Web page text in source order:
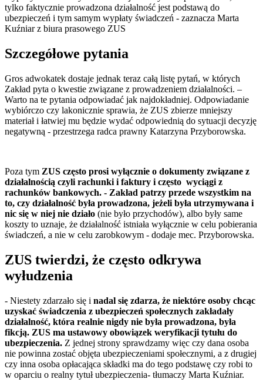
tylko faktycznie prowadzona działalność jest podstawą do
ubezpieczeń i tym samym wypłaty świadczeń - zaznacza Marta
Kuźniar z biura prasowego ZUS
Szczegółowe pytania
Gros adwokatek dostaje jednak teraz całą listę pytań, w których
Zakład pyta o kwestie związane z prowadzeniem działalności. –
Warto na te pytania odpowiadać jak najdokładniej. Odpowiadanie
wybiórczo czy lakonicznie sprawia, że ZUS zbierze mniejszy
materiał i łatwiej mu będzie wydać odpowiednią do sytuacji decyzję
negatywną - przestrzega radca prawny Katarzyna Przyborowska.
Poza tym ZUS często prosi wyłącznie o dokumenty związane z
działalnością czyli rachunki i faktury i często wyciągi z
rachunków bankowych. - Zakład patrzy przede wszystkim na
to, czy działalność była prowadzona, jeżeli była utrzymywana i
nic się w niej nie działo (nie było przychodów), albo były same
koszty to uznaje, że działalność istniała wyłącznie w celu pobierania
świadczeń, a nie w celu zarobkowym - dodaje mec. Przyborowska.
ZUS twierdzi, że często odkrywa
wyłudzenia
- Niestety zdarzało się i nadal się zdarza, że niektóre osoby chcąc
uzyskać świadczenia z ubezpieczeń społecznych zakładały
działalność, która realnie nigdy nie była prowadzona, była
fikcją. ZUS ma ustawowy obowiązek weryfikacji tytułu do
ubezpieczenia. Z jednej strony sprawdzamy więc czy dana osoba
nie powinna zostać objęta ubezpieczeniami społecznymi, a z drugiej
czy inna osoba opłacająca składki ma do tego podstawę czy robi to
w oparciu o realny tytuł ubezpieczenia- tłumaczy Marta Kuźniar.